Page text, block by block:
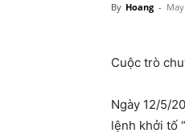
By Hoang -
Cuộc trò
Ngày 12/5/
lệnh khởi tố